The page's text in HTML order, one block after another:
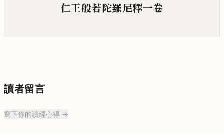
仁王般若陀羅尼釋一卷
讀者留言
寫下你的讀經心得 →